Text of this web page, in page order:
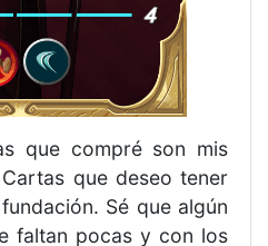
que compré son mis
que deseo tener
Sé que algún
faltan pocas y con los